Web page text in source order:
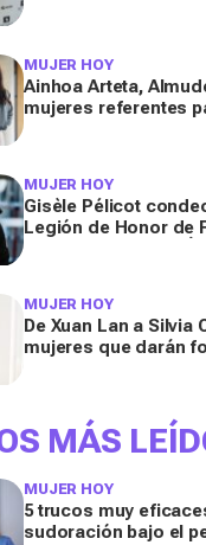
MUJER HOY
Ainhoa Arteta,
mujeres referentes
MUJER HOY
Gisèle Pélicot
Legión de Honor de
MUJER HOY
De Xuan Lan a Silvia
mujeres que darán
MÁS
MUJER HOY
5 trucos muy
sudoración bajo el